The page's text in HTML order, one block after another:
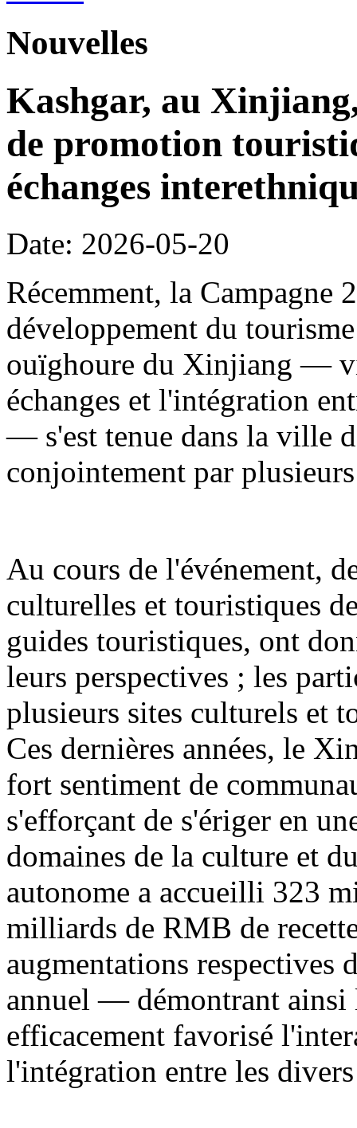
Nouvelles
Kashgar, au
de promotion
échanges
Date: 2026-05-20
Récemment, la Campagne
développement du
ouïghoure du Xinjiang —
échanges et l'intégration
— s'est tenue dans la ville
conjointement par
Au cours de l'événement,
culturelles et touristiques
guides touristiques, ont
leurs perspectives ; les
plusieurs sites culturels et
Ces dernières années, le
fort sentiment de
s'efforçant de s'ériger en
domaines de la culture et
autonome a accueilli 323
milliards de RMB de
augmentations respectives
annuel — démontrant ainsi
efficacement favorisé
l'intégration entre les